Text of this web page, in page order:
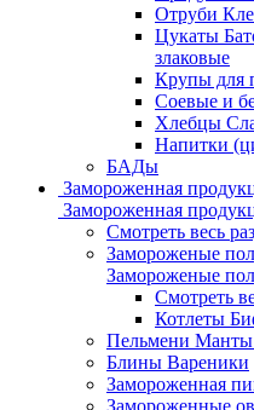
Отруби
Цукаты
злаковые
Крупы для
Соевые и
Хлебцы
Напитки
БАДы
Замороженная
Замороженная
Смотреть весь
Замороженые
Замороженые
Смотреть
Котлеты
Пельмени
Блины Вареники
Замороженная
Замороженные